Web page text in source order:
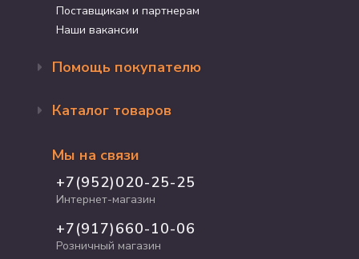
Поставщикам и партнерам
Наши вакансии
Помощь покупателю
Доставка и оплата
Программа лояльности
График работы
Полезные статьи
Каталог товаров
Акции
Для кошек
Для собак
Для грызунов
Для рыб и рептилий
Мы на связи
+7(952)020-25-25
Интернет-магазин
+7(917)660-10-06
Розничный магазин